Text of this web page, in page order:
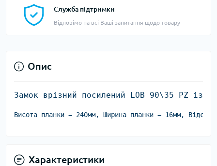
Служба підтримки
Відповімо на всі Ваші запитання щодо товару
Опис
Замок врізний посилений LOB 90\35 PZ із
Висота планки = 240мм, Ширина планки = 16мм,
Характеристики